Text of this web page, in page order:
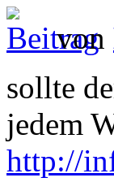
von
sollte
jedem
http://